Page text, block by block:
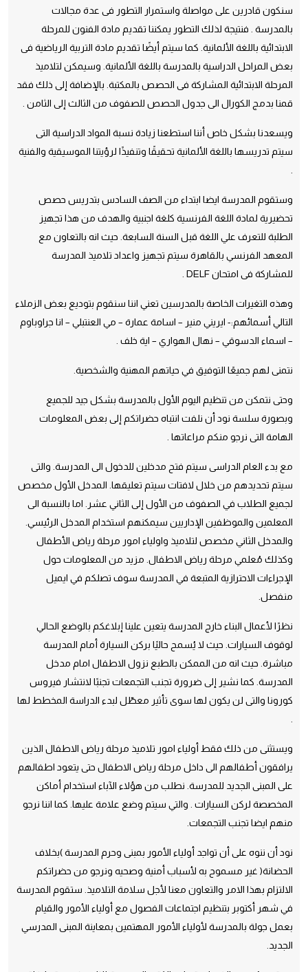
سنكون قادرين على مواصلة واستمرار التطور فى عدة مجالات
بالمدرسة . فنتيجة لذلك التطور يمكننا تقديم مادة الفنون للمرحلة
الابتدائية باللغة الألمانية. كما سيتم أيضًا تقديم مادة التربية الرياضية فى
بعض المراحل الدراسية بالمدرسة باللغة الألمانية. وسيمكن لتلاميذ
المرحلة الابتدائية المشاركة فى الحصص بالمكتبة. بالإضافة إلى ذلك فقد
قمنا بدمج الكورال الى جدول الحصص للصفوف من الثالث إلى الثامن .
ويسعدنا بشكل خاص أننا استطعنا زيادة نسبة المواد الدراسية التى
سيتم تدريسها باللغة الألمانية تحقيقًا وتنفيذًا لرؤيتنا الموسيقية والفنية
وستقوم المدرسة ايضا ابتداء من الصف السادس بتدريس حصص
تحضيرية لمادة اللغة الفرنسية كلغة اجنبية والهدف من هذا تجهيز
الطلبة للتعرف علي اللغة قبل السنة السابعة. حيث انه بالتعاون مع
المعهد الفرنسي بالقاهرة سيتم تجهيز واعداد تلاميذ المدرسة
للمشاركة فى امتحان DELF .
وهذه التغيرات الخاصة بالمدرسين تعني اننا سنقوم بتوديع بعض الزملاء
التالي أسمائهم:- ايريني منير – اسامة عمارة – مي العنتبلي – انا جراوباوم
– اسماء الدسوقي – نهال الهواري – اية خلف .
نتمنى لهم جميعًا التوفيق في حياتهم المهنية والشخصية.
وحتى نتمكن من تنظيم اليوم الأول بالمدرسة بشكل جيد للجميع
وبصورة سلسة نود أن نلفت انتباه حضراتكم إلى بعض المعلومات
الهامة التى نرجو منكم مراعاتها .
مع بدء العام الدراسى سيتم فتح مدخلين للدخول الى المدرسة. والتى
سيتم تحديدهم من خلال لافتات سيتم تعليقها. المدخل الأول مخصص
لجميع الطلاب في الصفوف من الأول إلى الثاني عشر. اما بالنسبة الى
المعلمين والموظفين الإداريين سيمكنهم استخدام المدخل الرئيسي.
والمدخل الثاني مخصص لتلاميذ واولياء امور مرحلة رياض الأطفال
وكذلك مُعلمي مرحلة رياض الاطفال. مزيد من المعلومات حول
الإجراءات الاحترازية المتبعة في المدرسة سوف تصلكم في ايميل
منفصل.
نظرًا لأعمال البناء خارج المدرسة يتعين علينا إبلاغكم بالوضع الحالي
لوقوف السيارات. حيث لا يُسمح حاليًا بركن السيارة أمام المدرسة
مباشرة. حيث انه من الممكن بالطبع نزول الاطفال امام مدخل
المدرسة. كما نشير إلى ضرورة تجنب التجمعات تجنبًا لانتشار فيروس
كورونا والتى لن يكون لها سوى تأثير معطّل لبدء الدراسة المخطط لها
ويستثنى من ذلك فقط أولياء امور تلاميذ مرحلة رياض الاطفال الذين
يرافقون أطفالهم الى داخل مرحلة رياض الاطفال حتى يتعود اطفالهم
على المبنى الجديد للمدرسة. نطلب من هؤلاء الآباء استخدام أماكن
المخصصة لركن السيارات . والتي سيتم وضع علامة عليها. كما اننا نرجو
منهم ايضا تجنب التجمعات.
نود أن ننوه على أن تواجد أولياء الأمور بمبنى وحرم المدرسة )بخلاف
الحضانة( غير مسموح به لأسباب أمنية وصحيه ونرجو من حضراتكم
الالتزام بهذا الامر والتعاون معنا لأجل سلامة التلاميذ. ستقوم المدرسة
في شهر أكتوبر بتنظيم اجتماعات الفصول مع أولياء الأمور والقيام
بعمل جولة بالمدرسة لأولياء الأمور المهتمين بمعاينة المبنى المدرسي
الجديد.